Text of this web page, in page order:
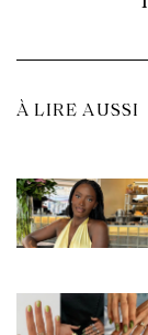
À LIRE AUSSI